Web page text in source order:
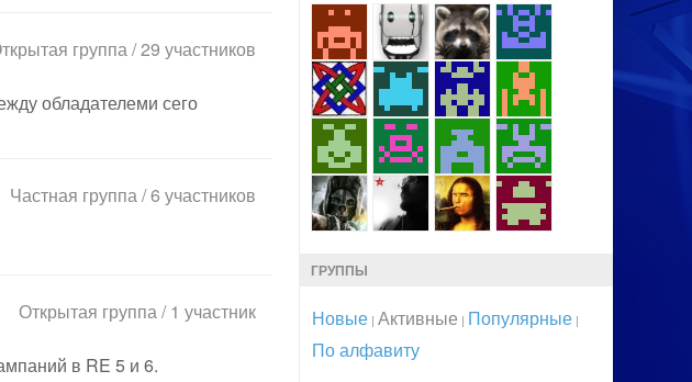
обладателеми сего
группа / 29 участников
Частная группа / 6 участников
в RE 5 и 6.
Открытая группа / 1 участник
ГРУППЫ
Новые | Активные | Популярные |
По алфавиту